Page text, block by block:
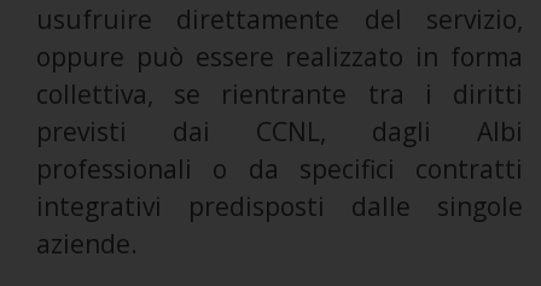
usufruire direttamente del servizio,
oppure può essere realizzato in forma
collettiva, se rientrante tra i diritti
previsti dai CCNL, dagli Albi
professionali o da specifici contratti
integrativi predisposti dalle singole
aziende.